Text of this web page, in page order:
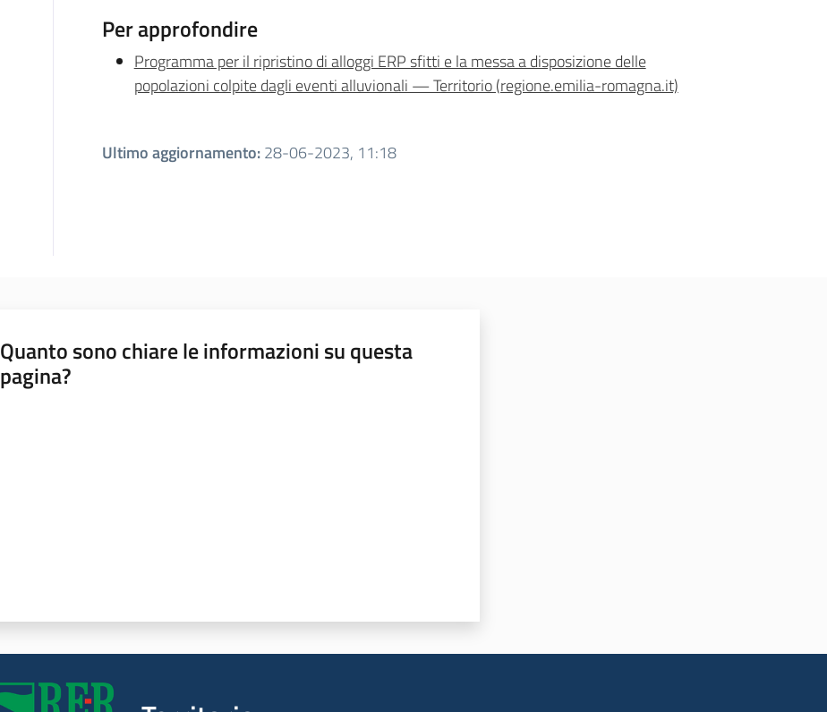
Per approfondire
Programma per il ripristino di alloggi ERP sfitti e la messa a disposizione delle
popolazioni colpite dagli eventi alluvionali — Territorio (regione.emilia-romagna.it)
Ultimo aggiornamento:28-06-2023, 11:18
Quanto sono chiare le informazioni su questa
pagina?